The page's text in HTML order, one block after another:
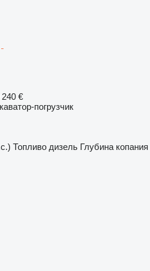
€
погрузчик
Топливо дизель Глубина копания